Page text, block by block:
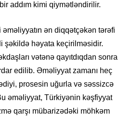
addım kimi qiymətləndirilir.
ən diqqətçəkən tərəfi
şəkildə həyata keçirilməsidir.
vətənə qayıtdıqdan sonra
edilib. Əməliyyat zamanı heç
prosesin uğurla və səssizcə
əməliyyat, Türkiyənin kəşfiyyat
qarşı mübarizədəki möhkəm